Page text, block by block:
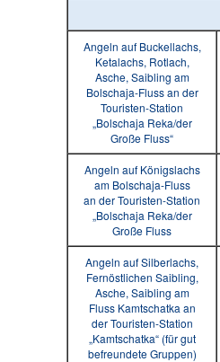
Angeln auf Buckellachs,
Ketalachs, Rotlach,
Asche, Saibling am
Bolschaja-Fluss an der
Touristen-Station
„Bolschaja Reka/der
Große Fluss“
Angeln auf Königslachs
am Bolschaja-Fluss
an der Touristen-Station
„Bolschaja Reka/der
Große Fluss
Angeln auf Silberlachs,
Fernöstlichen Saibling,
Asche, Saibling am
Fluss Kamtschatka an
der Touristen-Station
„Kamtschatka“ (für gut
befreundete Gruppen)